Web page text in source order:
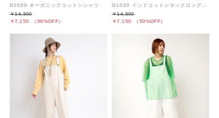
B2689 オーガニックコットンシャツ
￥7,150 （50%OFF）
￥14,300
￥7,150 （50%OFF）
￥14,300